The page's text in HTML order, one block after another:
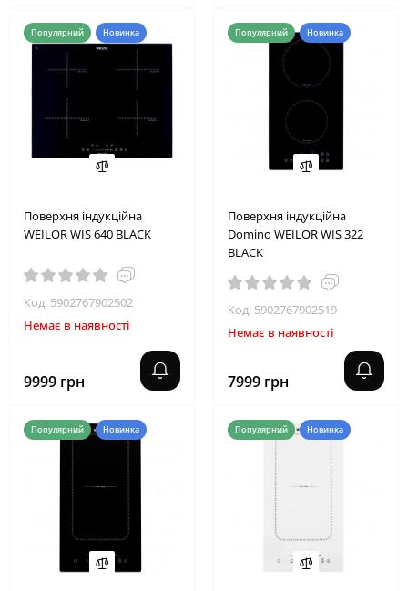
Популярний Новинка
Поверхня індукційна
WEILOR WIS 640 BLACK
Код: 5902767902502
Немає в наявності
9999 грн
Популярний Новинка
Поверхня індукційна
Domino WEILOR WIS 322
BLACK
Код: 5902767902519
Немає в наявності
7999 грн
Популярний Новинка Популярний Новинка